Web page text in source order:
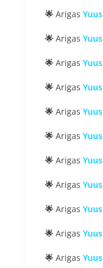
🌟 Arigas
🌟 Arigas
🌟 Arigas
🌟 Arigas
🌟 Arigas
🌟 Arigas
🌟 Arigas
🌟 Arigas
🌟 Arigas
🌟 Arigas
🌟 Arigas